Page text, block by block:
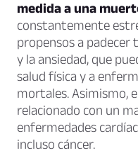
medida a una
constantemente
propensos a
y la ansiedad, que
salud física y a
mortales. Asimismo,
relacionado con un
enfermedades
incluso cáncer.